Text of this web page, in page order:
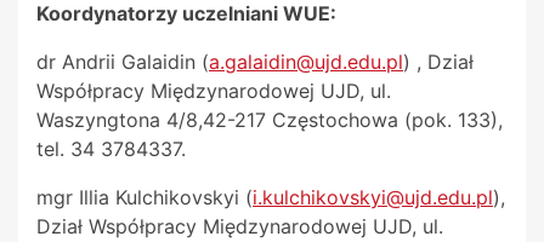
Koordynatorzy uczelniani WUE:
dr Andrii Galaidin (a.galaidin@ujd.edu.pl) , Dział
Współpracy Międzynarodowej UJD, ul.
Waszyngtona 4/8,42-217 Częstochowa (pok. 133),
tel. 34 3784337.
mgr Illia Kulchikovskyi (i.kulchikovskyi@ujd.edu.pl),
Dział Współpracy Międzynarodowej UJD, ul.